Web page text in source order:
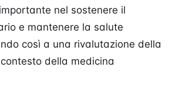
nel sostenere il
e mantenere la salute
così a una rivalutazione della
della medicina